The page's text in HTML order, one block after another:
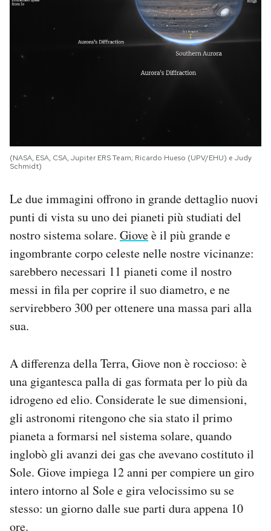
(NASA, ESA, CSA, Jupiter ERS Team; Ricardo Hueso (UPV/EHU) e Judy
Schmidt)
Le due immagini offrono in grande dettaglio nuovi
punti di vista su uno dei pianeti più studiati del
nostro sistema solare. Gioveè il più grande e
ingombrante corpo celeste nelle nostre vicinanze:
sarebbero necessari 11 pianeti come il nostro
messi in fila per coprire il suo diametro, e ne
servirebbero 300 per ottenere una massa pari alla
sua.
A differenza della Terra, Giove non è roccioso: è
una gigantesca palla di gas formata per lo più da
idrogeno ed elio. Considerate le sue dimensioni,
gli astronomi ritengono che sia stato il primo
pianeta a formarsi nel sistema solare, quando
inglobò gli avanzi dei gas che avevano costituto il
Sole. Giove impiega 12 anni per compiere un giro
intero intorno al Sole e gira velocissimo su se
stesso: un giorno dalle sue parti dura appena 10
ore.